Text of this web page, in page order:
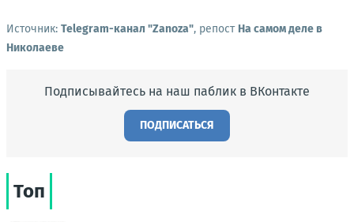
Источник: Telegram-канал "Zanoza", репост На самом деле в
Николаеве
Подписывайтесь на наш паблик в ВКонтакте
ПОДПИСАТЬСЯ
Топ